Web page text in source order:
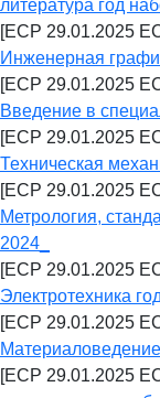
литература год
[ECP 29.01.2025
Инженерная
[ECP 29.01.2025
Введение в
[ECP 29.01.2025
Техническая
[ECP 29.01.2025
Метрология,
2024_
[ECP 29.01.2025
Электротехника
[ECP 29.01.2025
[ECP 29.01.2025